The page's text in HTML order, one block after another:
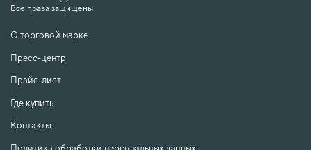
Все права защищены
О торговой марке
Пресс-центр
Прайс-лист
Где купить
Контакты